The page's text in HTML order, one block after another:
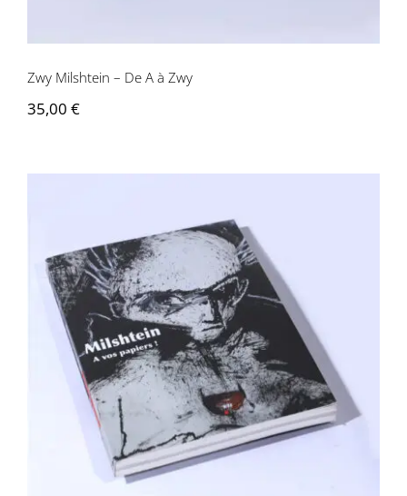
Zwy Milshtein – De A à Zwy
35,00 €
Zwy Milshtein – À vos papiers !